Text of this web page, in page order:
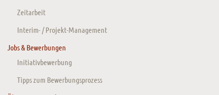
Zeitarbeit
Interim- / Projekt-Management
Jobs & Bewerbungen
Initiativbewerbung
Tipps zum Bewerbungsprozess